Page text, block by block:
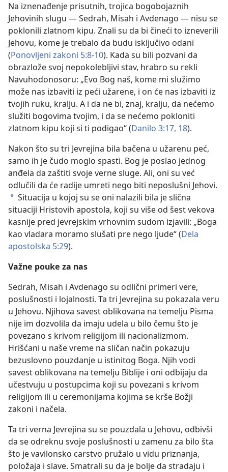
Na iznenađenje prisutnih, trojica bogobojaznih
Jehovinih slugu — Sedrah, Misah i Avdenago — nisu se
poklonili zlatnom kipu. Znali su da bi čineći to izneverili
Jehovu, kome je trebalo da budu isključivo odani
(Ponovljeni zakoni 5:8-10). Kada su bili pozvani da
obrazlože svoj nepokolebljivi stav, hrabro su rekli
Navuhodonosoru: „Evo Bog naš, kome mi služimo
može nas izbaviti iz peći užarene, i on će nas izbaviti iz
tvojih ruku, kralju. A i da ne bi, znaj, kralju, da nećemo
služiti bogovima tvojim, i da se nećemo pokloniti
zlatnom kipu koji si ti podigao“ (Danilo 3:17, 18).
Nakon što su tri Jevrejina bila bačena u užarenu peć,
samo ih je čudo moglo spasti. Bog je poslao jednog
anđela da zaštiti svoje verne sluge. Ali, oni su već
odlučili da će radije umreti nego biti neposlušni Jehovi.
a Situacija u kojoj su se oni nalazili bila je slična
situaciji Hristovih apostola, koji su više od šest vekova
kasnije pred jevrejskim vrhovnim sudom izjavili: „Boga
kao vladara moramo slušati pre nego ljude“ (Dela
apostolska 5:29).
Važne pouke za nas
Sedrah, Misah i Avdenago su odlični primeri vere,
poslušnosti i lojalnosti. Ta tri Jevrejina su pokazala veru
u Jehovu. Njihova savest oblikovana na temelju Pisma
nije im dozvolila da imaju udela u bilo čemu što je
povezano s krivom religijom ili nacionalizmom.
Hrišćani u naše vreme na sličan način pokazuju
bezuslovno pouzdanje u istinitog Boga. Njih vodi
savest oblikovana na temelju Biblije i oni odbijaju da
učestvuju u postupcima koji su povezani s krivom
religijom ili u ceremonijama kojima se krše Božji
zakoni i načela.
Ta tri verna Jevrejina su se pouzdala u Jehovu, odbivši
da se odreknu svoje poslušnosti u zamenu za bilo šta
što je vavilonsko carstvo pružalo u vidu priznanja,
položaja i slave. Smatrali su da je bolje da stradaju i